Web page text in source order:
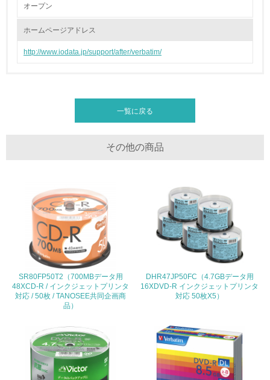
油、ガス）の使用量削減の取り組みを行っている
<L2> 資源とエネルギーの使用量の把握をし、具体的な削
<L1> 環境配慮型製品・サービスの製造・販売を積極的に
行っている
<L2> 環境配慮型製品・サービスの製造・販売状況を把握
し、具体的な販売目標や計画を立てている
グリーン購入
<L1> グリーン購入の取り組み方針を有し、グリーン購入
を行っている
オープン
ホームページアドレス
http://www.iodata.jp/support/after/verbatim/
一覧に戻る
その他の商品
SR80FP50T2（700MBデータ用
48XCD-R / インクジェットプリンタ
対応 / 50枚 / TANOSEE共同企画商
品）
DHR47JP50FC（4.7GBデータ用
16XDVD-R インクジェットプリンタ
対応 50枚X5）